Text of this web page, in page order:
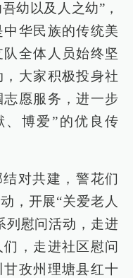
幼以及人之幼”，
华民族的传统美
全体人员始终坚
大家积极投身社
愿服务，进一步
博爱”的优良传
对共建，警花们
，开展“关爱老人
列慰问活动，走进
，走进社区慰问
孜州理塘县红十